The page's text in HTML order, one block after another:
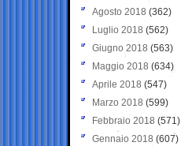
Agosto 2018 (362)
Luglio 2018 (562)
Giugno 2018 (563)
Maggio 2018 (634)
Aprile 2018 (547)
Marzo 2018 (599)
Febbraio 2018 (571)
Gennaio 2018 (607)